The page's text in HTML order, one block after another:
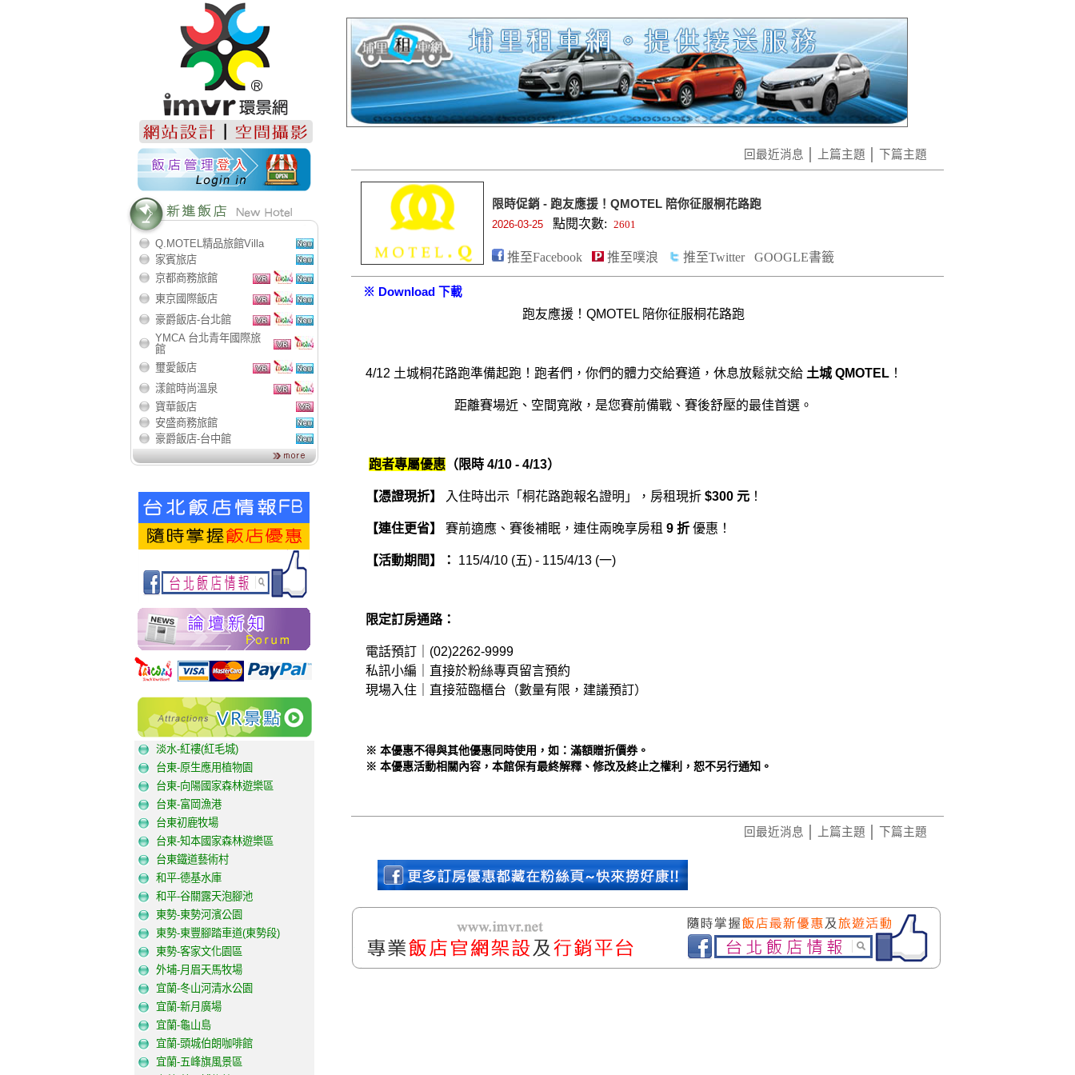
Q.MOTEL精品旅館Villa
家賓旅店
京都商務旅館
東京國際飯店
豪爵飯店-台北館
YMCA 台北青年國際旅
館
璽愛飯店
漾館時尚溫泉
寶華飯店
安盛商務旅館
豪爵飯店-台中館
淡水-紅褸(紅毛城)
台東-原生應用植物園
台東-向陽國家森林遊樂區
台東-富岡漁港
台東初鹿牧場
台東-知本國家森林遊樂區
台東鐵道藝術村
和平-德基水庫
和平-谷關露天泡腳池
東勢-東勢河濱公園
東勢-東豐腳踏車道(東勢段)
東勢-客家文化園區
外埔-月眉天馬牧場
宜蘭-冬山河清水公園
宜蘭-新月廣場
宜蘭-龜山島
宜蘭-頭城伯朗咖啡館
宜蘭-五峰旗風景區
回最近消息 上篇主題 下篇主題
限時促銷 - 跑友應援！QMOTEL 陪你征服桐花路跑
2026-03-25 點閱次數: 2601
推至Facebook 推至噗浪 推至Twitter GOOGLE書籤
※ Download 下載
跑友應援！QMOTEL 陪你征服桐花路跑
4/12 土城桐花路跑準備起跑！跑者們，你們的體力交給賽道，休息放鬆就交給 土城 QMOTEL！
距離賽場近、空間寬敞，是您賽前備戰、賽後舒壓的最佳首選。
跑者專屬優惠（限時 4/10 - 4/13）
【憑證現折】 入住時出示「桐花路跑報名證明」，房租現折 $300 元！
【連住更省】 賽前適應、賽後補眠，連住兩晚享房租 9 折優惠！
【活動期間】 ： 115/4/10 (五) - 115/4/13 (一)
限定訂房通路：
電話預訂｜(02)2262-9999
私訊小編｜直接於粉絲專頁留言預約
現場入住｜直接蒞臨櫃台（數量有限，建議預訂）
※ 本優惠不得與其他優惠同時使用，如：滿額贈折價券。
※ 本優惠活動相關內容， 本館保有最終解釋、修改及終止之權利，恕不另行通知。
回最近消息 上篇主題 下篇主題